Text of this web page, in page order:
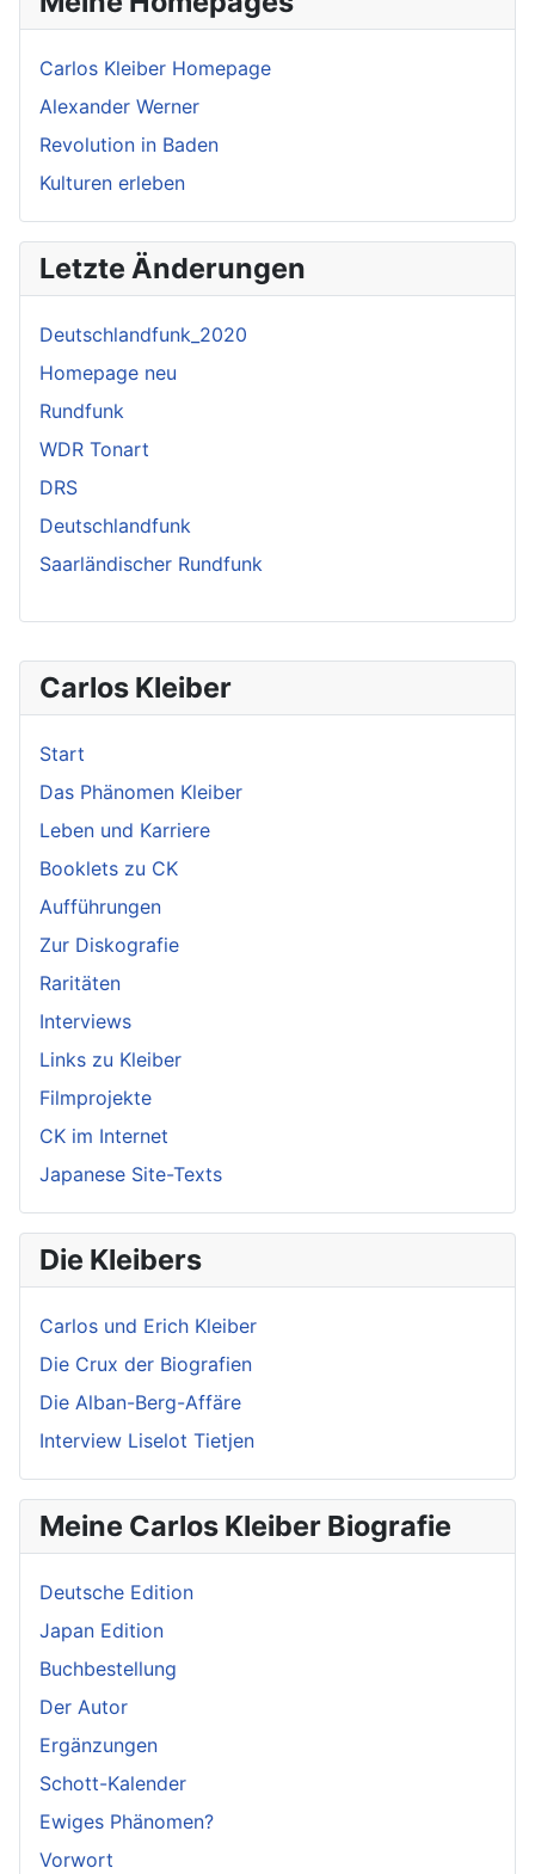
Carlos Kleiber
Start
Das Phänomen Kleiber
Leben und Karriere
Booklets zu CK
Aufführungen
Zur Diskografie
Raritäten
Interviews
Links zu Kleiber
Filmprojekte
CK im Internet
Japanese Site-Texts
Die Kleibers
Carlos und Erich Kleiber
Die Crux der Biografien
Die Alban-Berg-Affäre
Interview Liselot Tietjen
Meine Carlos Kleiber Biografie
Deutsche Edition
Japan Edition
Buchbestellung
Der Autor
Ergänzungen
Schott-Kalender
Ewiges Phänomen?
Vorwort
Carlos Kleiber Homepage
Alexander Werner
Revolution in Baden
Kulturen erleben
Letzte Änderungen
Deutschlandfunk_2020
Homepage neu
Rundfunk
WDR Tonart
DRS
Deutschlandfunk
Saarländischer Rundfunk